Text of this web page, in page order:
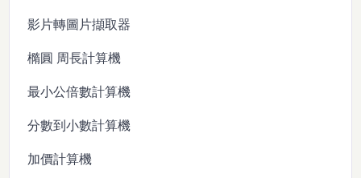
影片轉圖片擷取器
橢圓 周長計算機
最小公倍數計算機
分數到小數計算機
加價計算機